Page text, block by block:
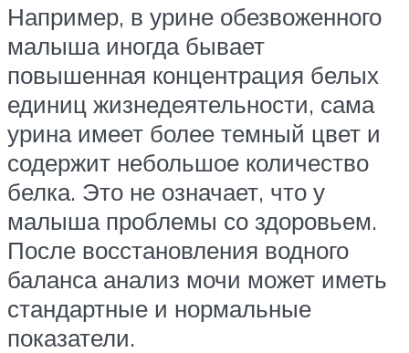
Например, в урине обезвоженного
малыша иногда бывает
повышенная концентрация белых
единиц жизнедеятельности, сама
урина имеет более темный цвет и
содержит небольшое количество
белка. Это не означает, что у
малыша проблемы со здоровьем.
После восстановления водного
баланса анализ мочи может иметь
стандартные и нормальные
показатели.